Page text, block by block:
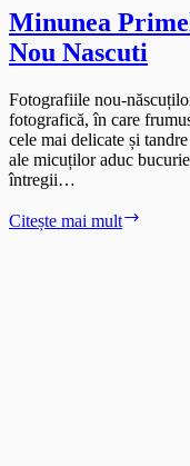
Minunea
Nou Nascuti
Fotografiile nou-
fotografică, în care
cele mai delicate și
ale micuților aduc
întregii…
Citește mai mult